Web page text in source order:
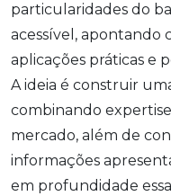
particularidades do
acessível, apontando
aplicações práticas e
A ideia é construir
combinando
mercado, além de
informações
em profundidade